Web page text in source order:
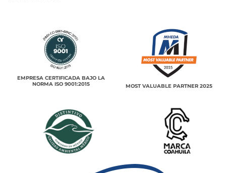
EMPRESA CERTIFICADA BAJO LA
NORMA ISO 9001:2015
MOST VALUABLE PARTNER 2025